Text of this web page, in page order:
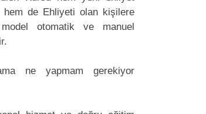
de Ehliyeti olan kişilere
otomatik ve manuel
ne yapmam gerekiyor